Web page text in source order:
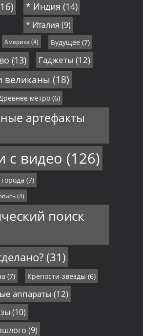
* Индия (14)
* Италия (9)
Америка (4) Будущее (7)
(13) Гаджеты (12)
великаны (18)
метро(6)
артефакты
с видео (126)
(7)
(4)
поиск
(31)
(7) Крепости-звезды (6)
аппараты (12)
(10)
(9)